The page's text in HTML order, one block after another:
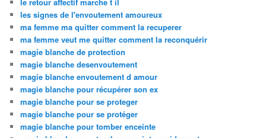
les signes de l'envoutement amoureux
ma femme ma quitter comment la recuperer
ma femme veut me quitter comment la reconquérir
magie blanche de protection
magie blanche desenvoutement
magie blanche envoutement d amour
magie blanche pour récupérer son ex
magie blanche pour se proteger
magie blanche pour se protéger
magie blanche pour tomber enceinte